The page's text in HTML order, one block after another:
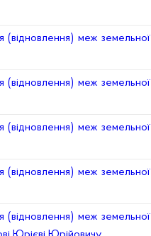
(відновлення) меж земельної
(відновлення) меж земельної
(відновлення) меж земельної
(відновлення) меж земельної
(відновлення) меж земельної